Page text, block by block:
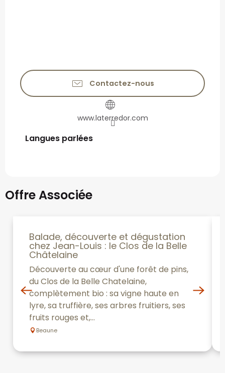
Contactez-nous
www.laterredor.com
Langues parlées
Langues parlées
Offre Associée
Balade, découverte et dégustation
chez Jean-Louis : le Clos de la Belle
Châtelaine
Découverte au cœur d'une forêt de pins,
du Clos de la Belle Chatelaine,
complètement bio : sa vigne haute en
lyre, sa truffière, ses arbres fruitiers, ses
fruits rouges et,...
Beaune